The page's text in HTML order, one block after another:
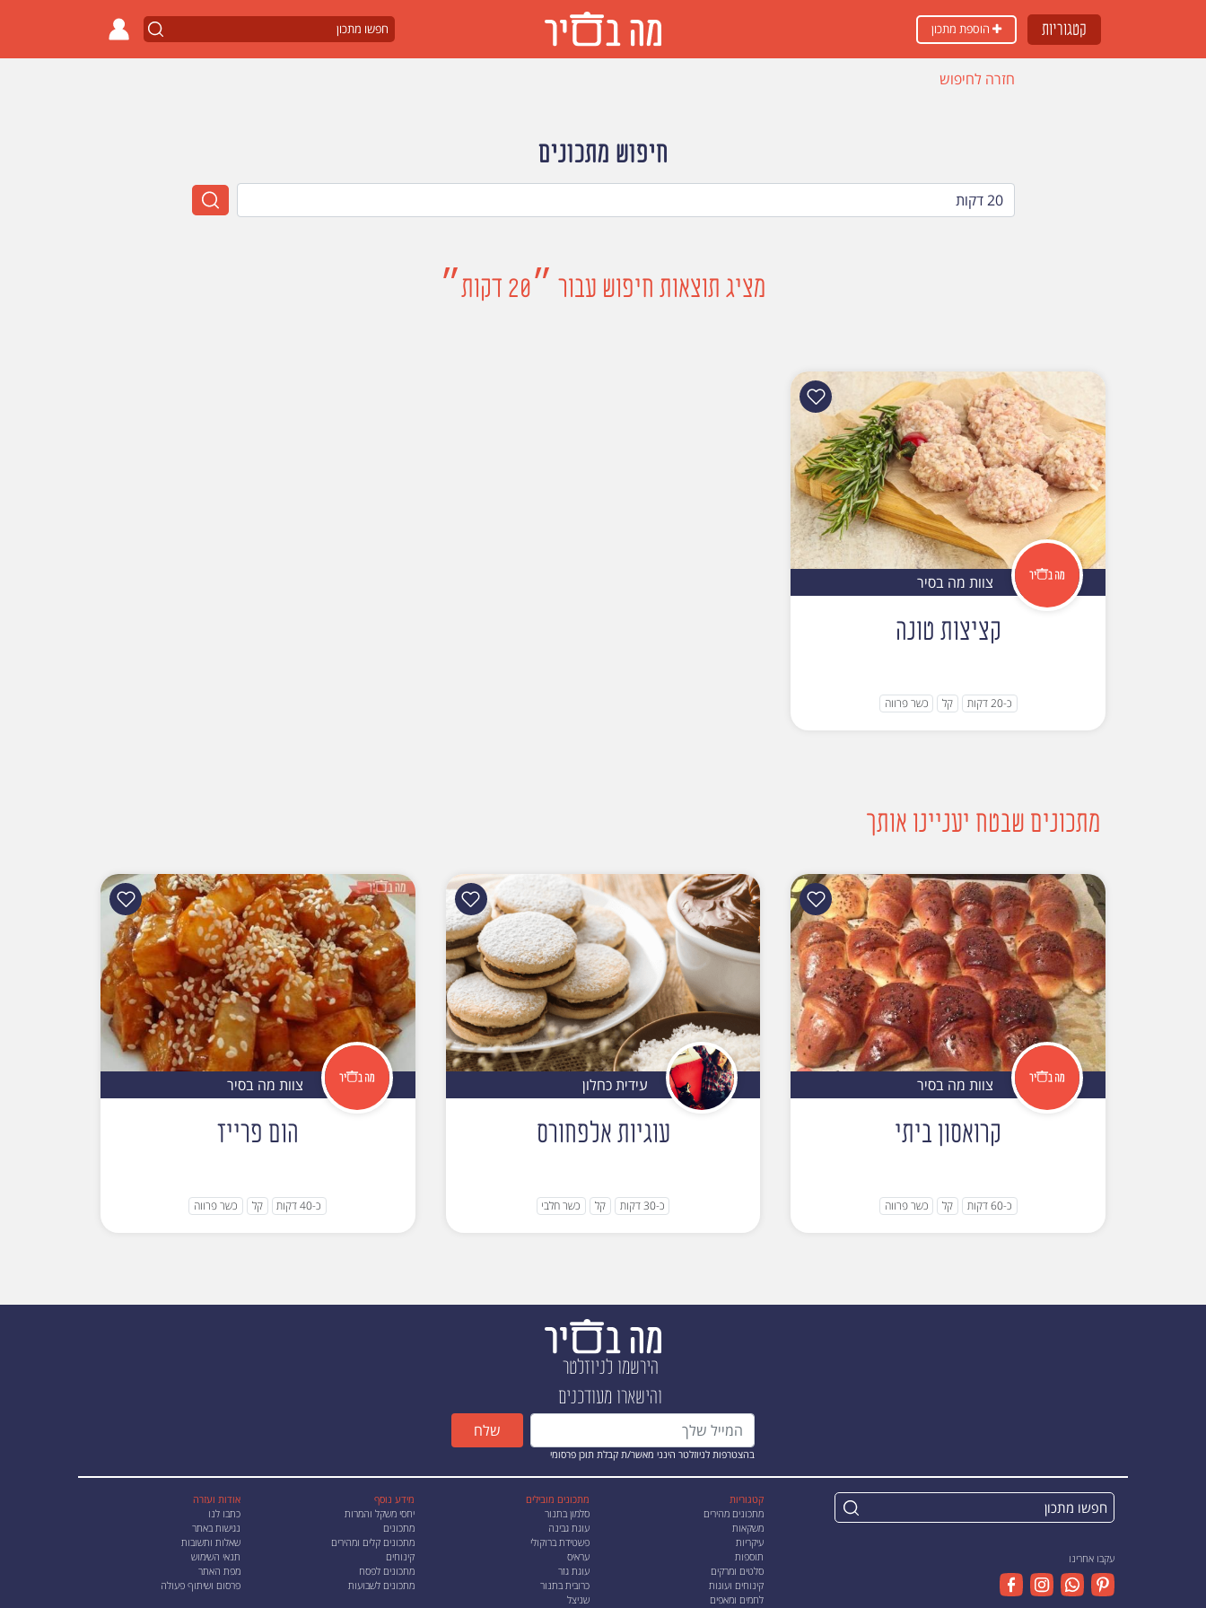
קטגוריות
חזרה לחיפוש
חיפוש מתכונים
מציג תוצאות חיפוש עבור ״20 דקות״
צוות מה בסיר
קציצות טונה
כ-20 דקות קל כשר פרווה
מתכונים שבטח יעניינו אותך
צוות מה בסיר
קרואסון ביתי
כ-60 דקות קל כשר פרווה
עידית כחלון
עוגיות אלפחורס
כ-30 דקות קל כשר חלבי
צוות מה בסיר
הום פרייז
כ-40 דקות קל כשר פרווה
הירשמו לניוזלטר
והישארו מעודכנים
בהצטרפות לניוזלטר הינני מאשר/ת קבלת תוכן פרסומי
שלח
עקבו אחרינו
קטגוריות
מתכונים מהירים
משקאות
עיקריות
תוספות
סלטים ומרקים
קינוחים ועוגות
לחמים ומאפים
מתכונים מובילים
סלמון בתנור
עוגת גבינה
פשטידת ברוקולי
עראיס
עוגת גזר
כרובית בתנור
שניצל
מידע נוסף
יחסי משקל והמרות
מתכונים
מתכונים קלים ומהירים
קינוחים
מתכונים לפסח
מתכונים לשבועות
אודות ועזרה
כתבו לנו
נגישות באתר
שאלות ותשובות
תנאי השימוש
מפת האתר
פרסום ושיתוף פעולה